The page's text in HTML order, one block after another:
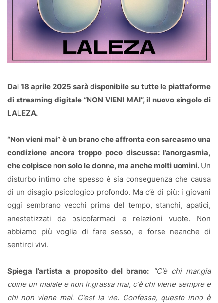
Dal 18 aprile 2025 sarà disponibile su tutte le piattaforme
di streaming digitale “NON VIENI MAI”, il nuovo singolo di
LALEZA.
“Non vieni mai” è un brano che affronta con sarcasmo una
condizione ancora troppo poco discussa: l’anorgasmia,
che colpisce non solo le donne, ma anche molti uomini.Un
disturbo intimo che spesso è sia conseguenza che causa
di un disagio psicologico profondo. Ma c’è di più: i giovani
oggi sembrano vecchi prima del tempo, stanchi, apatici,
anestetizzati da psicofarmaci e relazioni vuote. Non
abbiamo più voglia di fare sesso, e forse neanche di
sentirci vivi.
Spiega l’artista a proposito del brano:
"C'è chi mangia
come un maiale e non ingrassa mai, c'è chi viene sempre e
chi non viene mai. C’est la vie. Confessa, questo inno è